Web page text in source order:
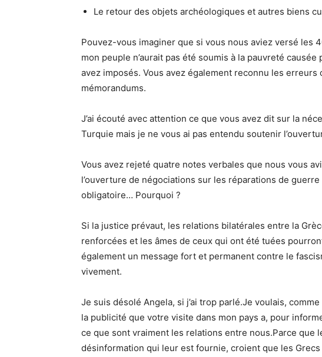
Le retour des objets archéologiques et autres biens
Pouvez-vous imaginer que si vous nous aviez versé les
mon peuple n’aurait pas été soumis à la pauvreté
avez imposés. Vous avez également reconnu les
mémorandums.
J’ai écouté avec attention ce que vous avez dit sur la
Turquie mais je ne vous ai pas entendu soutenir
Vous avez rejeté quatre notes verbales que nous vous
l’ouverture de négociations sur les réparations de
obligatoire… Pourquoi ?
Si la justice prévaut, les relations bilatérales entre la
renforcées et les âmes de ceux qui ont été tuées
également un message fort et permanent contre le
vivement.
Je suis désolé Angela, si j’ai trop parlé.Je voulais,
la publicité que votre visite dans mon pays a, pour
ce que sont vraiment les relations entre nous.Parce que
désinformation qui leur est fournie, croient que les